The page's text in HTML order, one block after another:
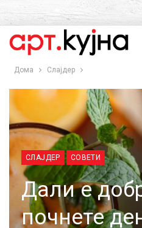
Дома Слајдер
СЛАЈДЕР СОВЕТИ
Дали е
почнете